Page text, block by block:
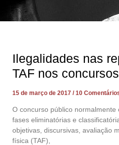
Ilegalidades nas
TAF nos
15 de março de 2017 10
O concurso público
fases eliminatórias e
objetivas, discursivas, avaliação
física (TAF),